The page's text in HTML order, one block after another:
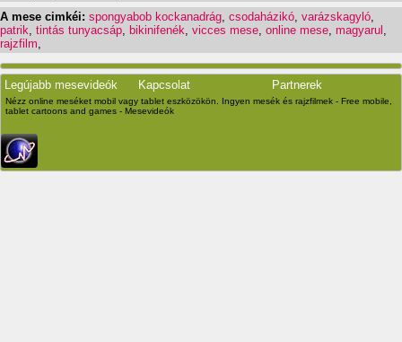
A mese cimkéi: spongyabob kockanadrág csodaházikó varázskagyló
patrik tintás tunyacsáp bikinifenék vicces mese online mese magyarul
rajzfilm
Legújabb mesevideók Kapcsolat Partnerek
Nézz online meséket mobil vagy tablet eszközökön. Ingyen mesék és rajzfilmek - Free mobile,
tablet cartoons and games - Mesevideók